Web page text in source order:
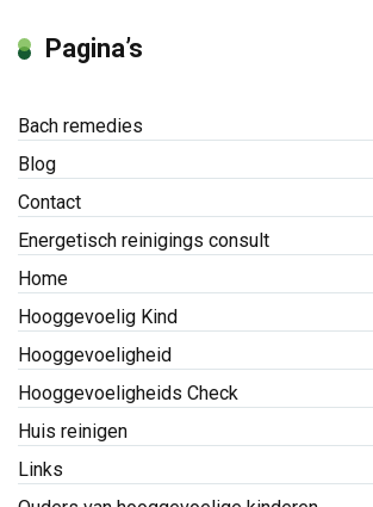
Pagina’s
Bach remedies
Blog
Contact
Energetisch reinigings consult
Home
Hooggevoelig Kind
Hooggevoeligheid
Hooggevoeligheids Check
Huis reinigen
Links